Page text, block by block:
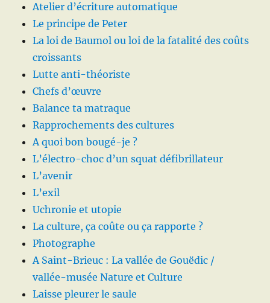
Atelier d’écriture automatique
Le principe de Peter
La loi de Baumol ou loi de la fatalité des coûts
croissants
Lutte anti-théoriste
Chefs d’œuvre
Balance ta matraque
Rapprochements des cultures
A quoi bon bougé-je ?
L’électro-choc d’un squat défibrillateur
L’avenir
L’exil
Uchronie et utopie
La culture, ça coûte ou ça rapporte ?
Photographe
A Saint-Brieuc : La vallée de Gouëdic /
vallée-musée Nature et Culture
Laisse pleurer le saule